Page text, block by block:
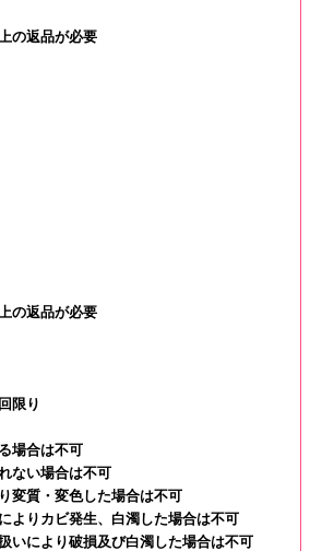
返品が必要
返品が必要
限り
場合は不可
ない場合は不可
変質・変色した場合は不可
よりカビ発生、白濁した場合は不可
いにより破損及び白濁した場合は不可